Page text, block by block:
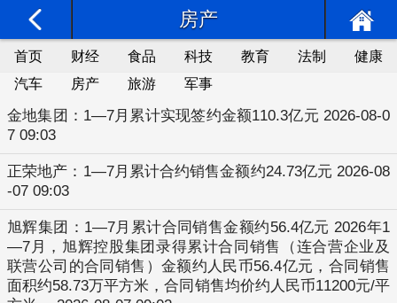
房产
首页 财经 食品 科技 教育 法制
健康
汽车
房产 旅游 军事
金地集团：1—7月累计实现签约金额110.3亿元 2026-08-0
7 09:03
正荣地产：1—7月累计合约销售金额约24.73亿元 2026-08
-07 09:03
旭辉集团：1—7月累计合同销售金额约56.4亿元2026年1
—7月，旭辉控股集团录得累计合同销售（连合营企业及
联营公司的合同销售）金额约人民币56.4亿元，合同销售
面积约58.73万平方米，合同销售均价约人民币11200元/平